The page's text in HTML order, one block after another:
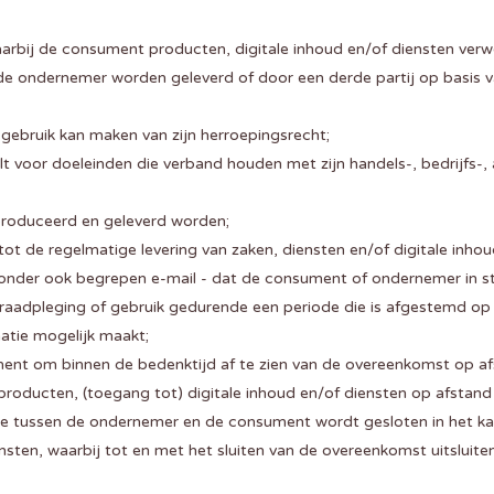
de consument producten, digitale inhoud en/of diensten
ondernemer worden geleverd of door een derde partij op basis
kan maken van zijn herroepingsrecht;
voor doeleinden die verband houden met zijn handels-,
en geleverd worden;
de regelmatige levering van zaken, diensten en/of digitale
ook begrepen e-mail - dat de consument of ondernemer in
of gebruik gedurende een periode die is afgestemd
mogelijk maakt;
om binnen de bedenktijd af te zien van de overeenkomst op
(toegang tot) digitale inhoud en/of diensten op
tussen de ondernemer en de consument wordt gesloten in het
waarbij tot en met het sluiten van de overeenkomst